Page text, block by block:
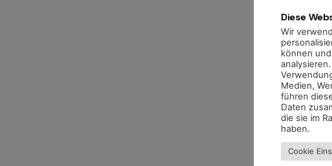
Diese
Wir
können
Medien,
führen
Daten
die sie im
haben.
Cookie